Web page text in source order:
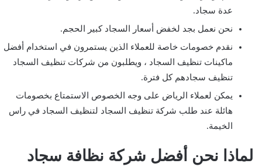
عدة سجاد.
نحن نعمل بجد لخفض أسعار السجاد كبير الحجم.
نقدم خصومات خاصة للعملاء الذين يستمرون في استخدام أفضل
ماكينات تنظيف السجاد ، ويطلبون من شركات تنظيف السجاد
تنظيف سجادهم كل فترة.
يمكن لعملاء الرياض على وجه الخصوص الاستمتاع بخصومات
هائلة عند طلب شركة تنظيف السجاد لتنظيف السجاد في راس
الخيمة.
لماذا نحن أفضل شركة نظافة سجاد